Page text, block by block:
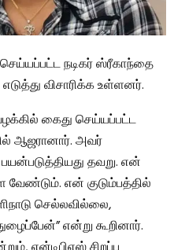
நடிகர் ஸ்ரீகாந்தை
விசாரிக்க உள்ளனர்.
கைது செய்யப்பட்ட
ஆஜரானார். அவர்
தவறு. என்
என் குடும்பத்தில்
செல்லவில்லை,
என்று கூறினார்.